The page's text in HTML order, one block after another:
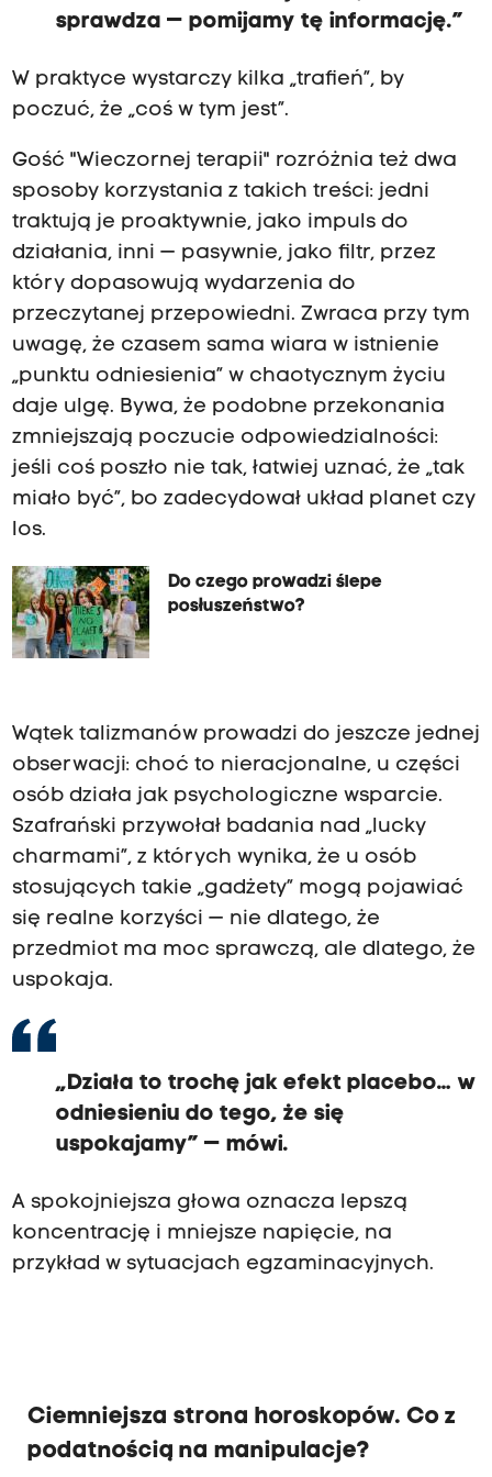
sprawdza — pomijamy tę informację.”
W praktyce wystarczy kilka „trafień”, by
poczuć, że „coś w tym jest”.
Gość "Wieczornej terapii" rozróżnia też dwa
sposoby korzystania z takich treści: jedni
traktują je proaktywnie, jako impuls do
działania, inni — pasywnie, jako filtr, przez
który dopasowują wydarzenia do
przeczytanej przepowiedni. Zwraca przy tym
uwagę, że czasem sama wiara w istnienie
„punktu odniesienia” w chaotycznym życiu
daje ulgę. Bywa, że podobne przekonania
zmniejszają poczucie odpowiedzialności:
jeśli coś poszło nie tak, łatwiej uznać, że „tak
miało być”, bo zadecydował układ planet czy
los.
Do czego prowadzi ślepe
posłuszeństwo?
Wątek talizmanów prowadzi do jeszcze jednej
obserwacji: choć to nieracjonalne, u części
osób działa jak psychologiczne wsparcie.
Szafrański przywołał badania nad „lucky
charmami”, z których wynika, że u osób
stosujących takie „gadżety” mogą pojawiać
się realne korzyści — nie dlatego, że
przedmiot ma moc sprawczą, ale dlatego, że
uspokaja.
„Działa to trochę jak efekt placebo… w
odniesieniu do tego, że się
uspokajamy” — mówi.
A spokojniejsza głowa oznacza lepszą
koncentrację i mniejsze napięcie, na
przykład w sytuacjach egzaminacyjnych.
Ciemniejsza strona horoskopów. Co z
podatnością na manipulacje?